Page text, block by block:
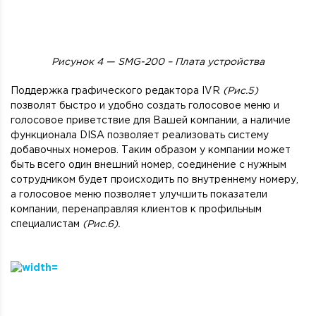
Рисунок 4 — SMG-200 – Плата устройства
Поддержка графического редактора IVR (Рис.5)
позволят быстро и удобно создать голосовое меню и
голосовое приветствие для Вашей компании, а наличие
функционала DISA позволяет реализовать систему
добавочных номеров. Таким образом у компании может
быть всего один внешний номер, соединение с нужным
сотрудником будет происходить по внутреннему номеру,
а голосовое меню позволяет улучшить показатели
компании, перенаправляя клиентов к профильным
специалистам (Рис.6).